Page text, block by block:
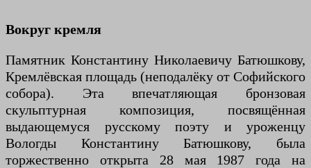
Вокруг кремля
Памятник Константину Николаевичу Батюшкову,
Кремлёвская площадь (неподалёку от Софийского
собора). Эта впечатляющая бронзовая
скульптурная композиция, посвящённая
выдающемуся русскому поэту и уроженцу
Вологды Константину Батюшкову, была
торжественно открыта 28 мая 1987 года на